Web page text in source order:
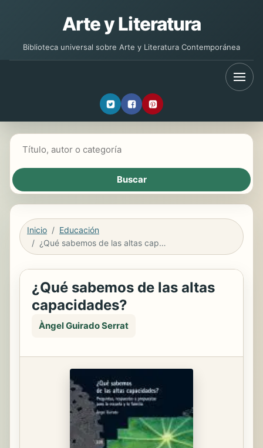
Arte y Literatura
Biblioteca universal sobre Arte y Literatura Contemporánea
Inicio
Educación
¿Qué sabemos de las altas capacidades?
¿Qué sabemos de las altas
capacidades?
Àngel Guirado Serrat